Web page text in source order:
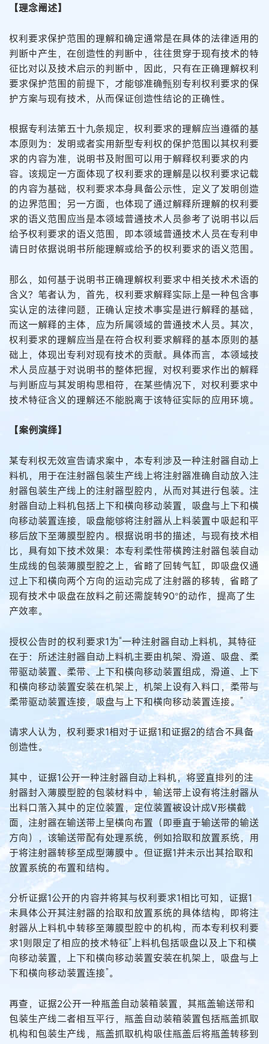
【理念阐述】
权利要求保护范围的理解和确定通常是在具体的法律适用的
判断中产生，在创造性的判断中，往往贯穿于现有技术的特
征比对以及技术启示的判断中，因此，只有在正确理解权利
要求保护范围的前提下，才能够准确甄别专利权利要求的保
护方案与现有技术，从而保证创造性结论的正确性。
根据专利法第五十九条规定，权利要求的理解应当遵循的基
本原则为：发明或者实用新型专利权的保护范围以其权利要
求的内容为准，说明书及附图可以用于解释权利要求的内
容。该规定一方面体现了权利要求的理解是以权利要求记载
的内容为基础，权利要求本身具备公示性，定义了发明创造
的边界范围；另一方面，也体现了通过解释所理解的权利要
求的语义范围应当是本领域普通技术人员参考了说明书以后
给予权利要求的语义范围，即本领域普通技术人员在专利申
请日时依据说明书所能理解或给予的权利要求的语义范围。
那么，如何基于说明书正确理解权利要求中相关技术术语的
含义？笔者认为，首先，权利要求解释实际上是一种包含事
实认定的法律问题，正确认定技术事实是进行解释的基础，
而这一解释的主体，应为所属领域的普通技术人员。其次，
权利要求的理解应当是在符合权利要求解释的基本原则的基
础上，体现出专利对现有技术的贡献。具体而言，本领域技
术人员应基于对说明书的整体把握，对权利要求作出的解释
与判断应与其发明构思相符，在某些情况下，对权利要求中
技术特征含义的理解还不能脱离于该特征实际的应用环境。
【案例演绎】
某专利权无效宣告请求案中，本专利涉及一种注射器自动上
料机，用于在注射器包装生产线上将注射器准确自动放入注
射器包装生产线上的注射器型腔内，从而对其进行包装。注
射器自动上料机包括上下和横向移动装置，吸盘与上下和横
向移动装置连接，吸盘能够将注射器从上料装置中吸起和平
移后放下至薄膜型腔内。根据说明书的描述，与现有技术相
比，具有如下技术效果：本专利柔性带横跨注射器包装自动
生成线的包装薄膜型腔之上，省略了回转气缸，即吸盘仅通
过上下和横向两个方向的运动完成了注射器的移转，省略了
现有技术中吸盘在放料之前还需旋转90°的动作，提高了生
产效率。
授权公告时的权利要求1为“一种注射器自动上料机，其特征
在于：所述注射器自动上料机主要由机架、滑道、吸盘、柔
带驱动装置、柔带、上下和横向移动装置组成，滑道、上下
和横向移动装置安装在机架上，机架上设有入料口，柔带与
柔带驱动装置连接，吸盘与上下和横向移动装置连接。”
请求人认为，权利要求1相对于证据1和证据2的结合不具备
创造性。
其中，证据1公开一种注射器自动上料机，将竖直排列的注
射器封入薄膜型腔的包装材料中，输送带上设有将注射器从
出料口落入其中的定位装置，定位装置被设计成V形横截
面，注射器在输送带上呈横向布置（即垂直于输送带的输送
方向），该输送带配有处理系统，例如拾取和放置系统，用
于将注射器转移至成型薄膜中。但证据1并未示出其拾取和
放置系统的布置和结构。
分析证据1公开的内容并将其与权利要求1相比可知，证据1
未具体公开其注射器的拾取和放置系统的具体结构，即将注
射器从上料机中转移至薄膜型腔中的机构，而本专利权利要
求1则限定了相应的技术特征“上料机包括吸盘以及上下和横
向移动装置，上下和横向移动装置安装在机架上，吸盘与上
下和横向移动装置连接”。
再查，证据2公开一种瓶盖自动装箱装置，其瓶盖输送带和
包装生产线二者相互平行，瓶盖自动装箱装置包括瓶盖抓取
机构和包装生产线，瓶盖抓取机构吸住瓶盖后将瓶盖转移到